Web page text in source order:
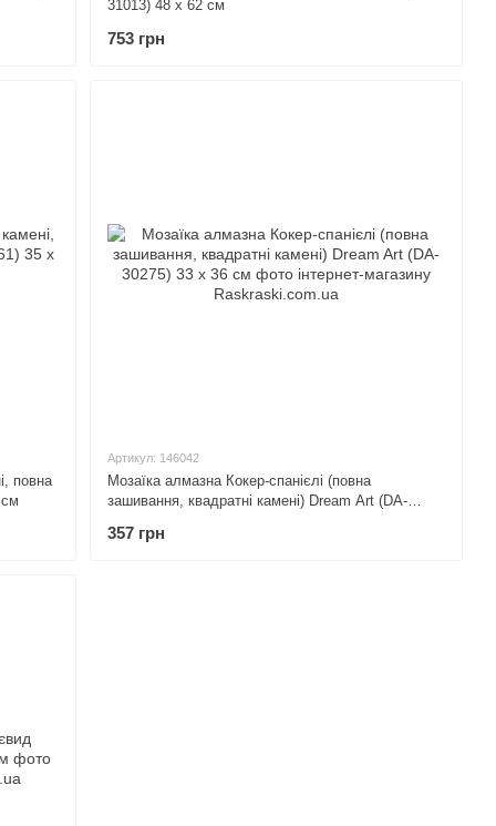
31013) 48 x 62 см
753 грн
повна
Артикул: 146042
Мозаїка алмазна Кокер-спанієлі (повна
зашивання, квадратні камені) Dream Art (DA-
357 грн